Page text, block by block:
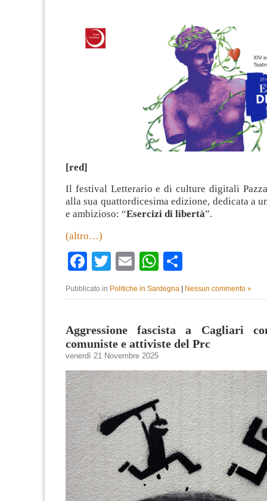
[red]
Il festival Letterario e di culture digitali
alla sua quattordicesima edizione, dedicata a
e ambizioso: “Esercizi di libertà”.
(altro…)
Facebook
TwitterEmailWhatsApp
Pubblicato in Politiche in Sardegna | Nessun commento »
Aggressione fascista a Cagliari
comuniste e attiviste del Prc
venerdì 21 Novembre 2025